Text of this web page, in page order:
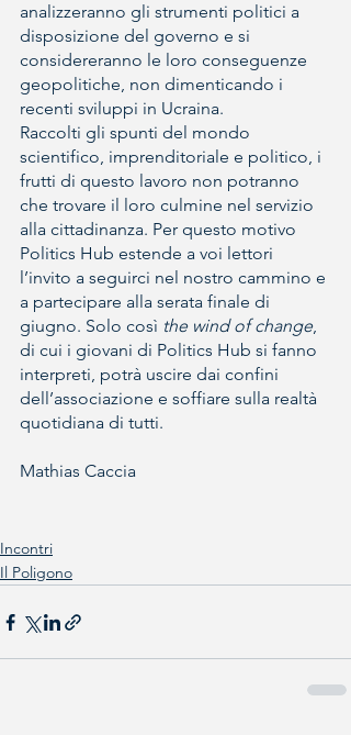
analizzeranno gli strumenti politici a
disposizione del governo e si
considereranno le loro conseguenze
geopolitiche, non dimenticando i
recenti sviluppi in Ucraina.
Raccolti gli spunti del mondo
scientifico, imprenditoriale e politico, i
frutti di questo lavoro non potranno
che trovare il loro culmine nel servizio
alla cittadinanza. Per questo motivo
Politics Hub estende a voi lettori
l’invito a seguirci nel nostro cammino e
a partecipare alla serata finale di
giugno. Solo così the wind of change,
di cui i giovani di Politics Hub si fanno
interpreti, potrà uscire dai confini
dell’associazione e soffiare sulla realtà
quotidiana di tutti.
Mathias Caccia
Incontri
Il Poligono